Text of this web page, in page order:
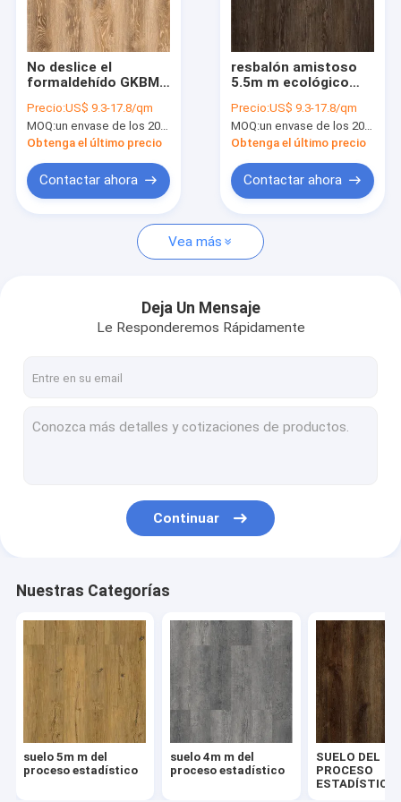
Sobre nosotros
Viaje de la fábrica
Éntrenos en contacto con
Noticias
suelo 4m m del proceso estadístico
SUELO DEL PROCESO ESTADÍSTICO
proceso estadístico rígido de la base
Suelo de mármol del vinilo
Suelo del vinilo del granito
Suelo del vinilo del cemento
Suelo de piedra del vinilo del modelo
No deslice el
formaldehído GKBM
libre JR-W17034 del
suelo 1220x183m m
del tecleo del
Precio:US$ 9.3-17.8/qm
MOQ:un envase de los 20FT, o 2500 metros cuadrados;
Obtenga el último precio
Contactar ahora
resbalón amistoso
5.5m m ecológico
resistente FT-
W29161-1 de la
elasticidad de la
m del proceso
estadístico de la
base de 183m m
Precio:US$ 9.3-17.8/qm
MOQ:un envase de los 20FT, o 2500 metros cuadrados;
Obtenga el último precio
Contactar ahora
Vea más
Deja Un Mensaje
Le Responderemos Rápidamente
Continuar
Nuestras Categorías
suelo 5m m del
proceso estadístico
suelo 4m m del
proceso estadístico
SUELO DEL
PROCESO
ESTADÍSTICO